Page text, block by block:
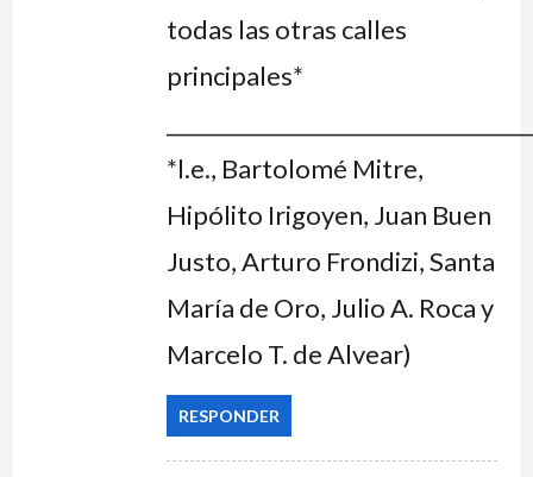
todas las otras calles
principales*
*l.e., Bartolomé Mitre,
Hipólito Irigoyen, Juan Buen
Justo, Arturo Frondizi, Santa
María de Oro, Julio A. Roca y
Marcelo T. de Alvear)
RESPONDER